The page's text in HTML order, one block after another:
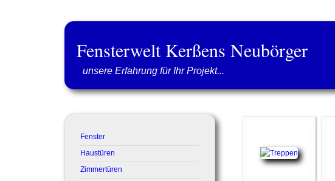
Fensterwelt Kerßens Neubörger
unsere Erfahrung für Ihr Projekt...
Fenster
Haustüren
Zimmertüren